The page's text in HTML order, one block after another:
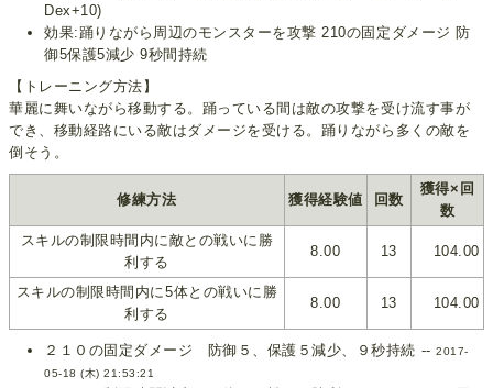
Dex+10)
効果:踊りながら周辺のモンスターを攻撃 210の固定ダメージ 防
御5保護5減少 9秒間持続
【トレーニング方法】
華麗に舞いながら移動する。踊っている間は敵の攻撃を受け流す事が
でき、移動経路にいる敵はダメージを受ける。踊りながら多くの敵を
倒そう。
修練方法 獲得経験値 回数
獲得×回
数
スキルの制限時間内に敵との戦いに勝
利する
8.00 13 104.00
スキルの制限時間内に5体との戦いに勝
利する
8.00 13 104.00
２１０の固定ダメージ 防御５、保護５減少、９秒持続 --2017-
05-18 (木) 21:53:21